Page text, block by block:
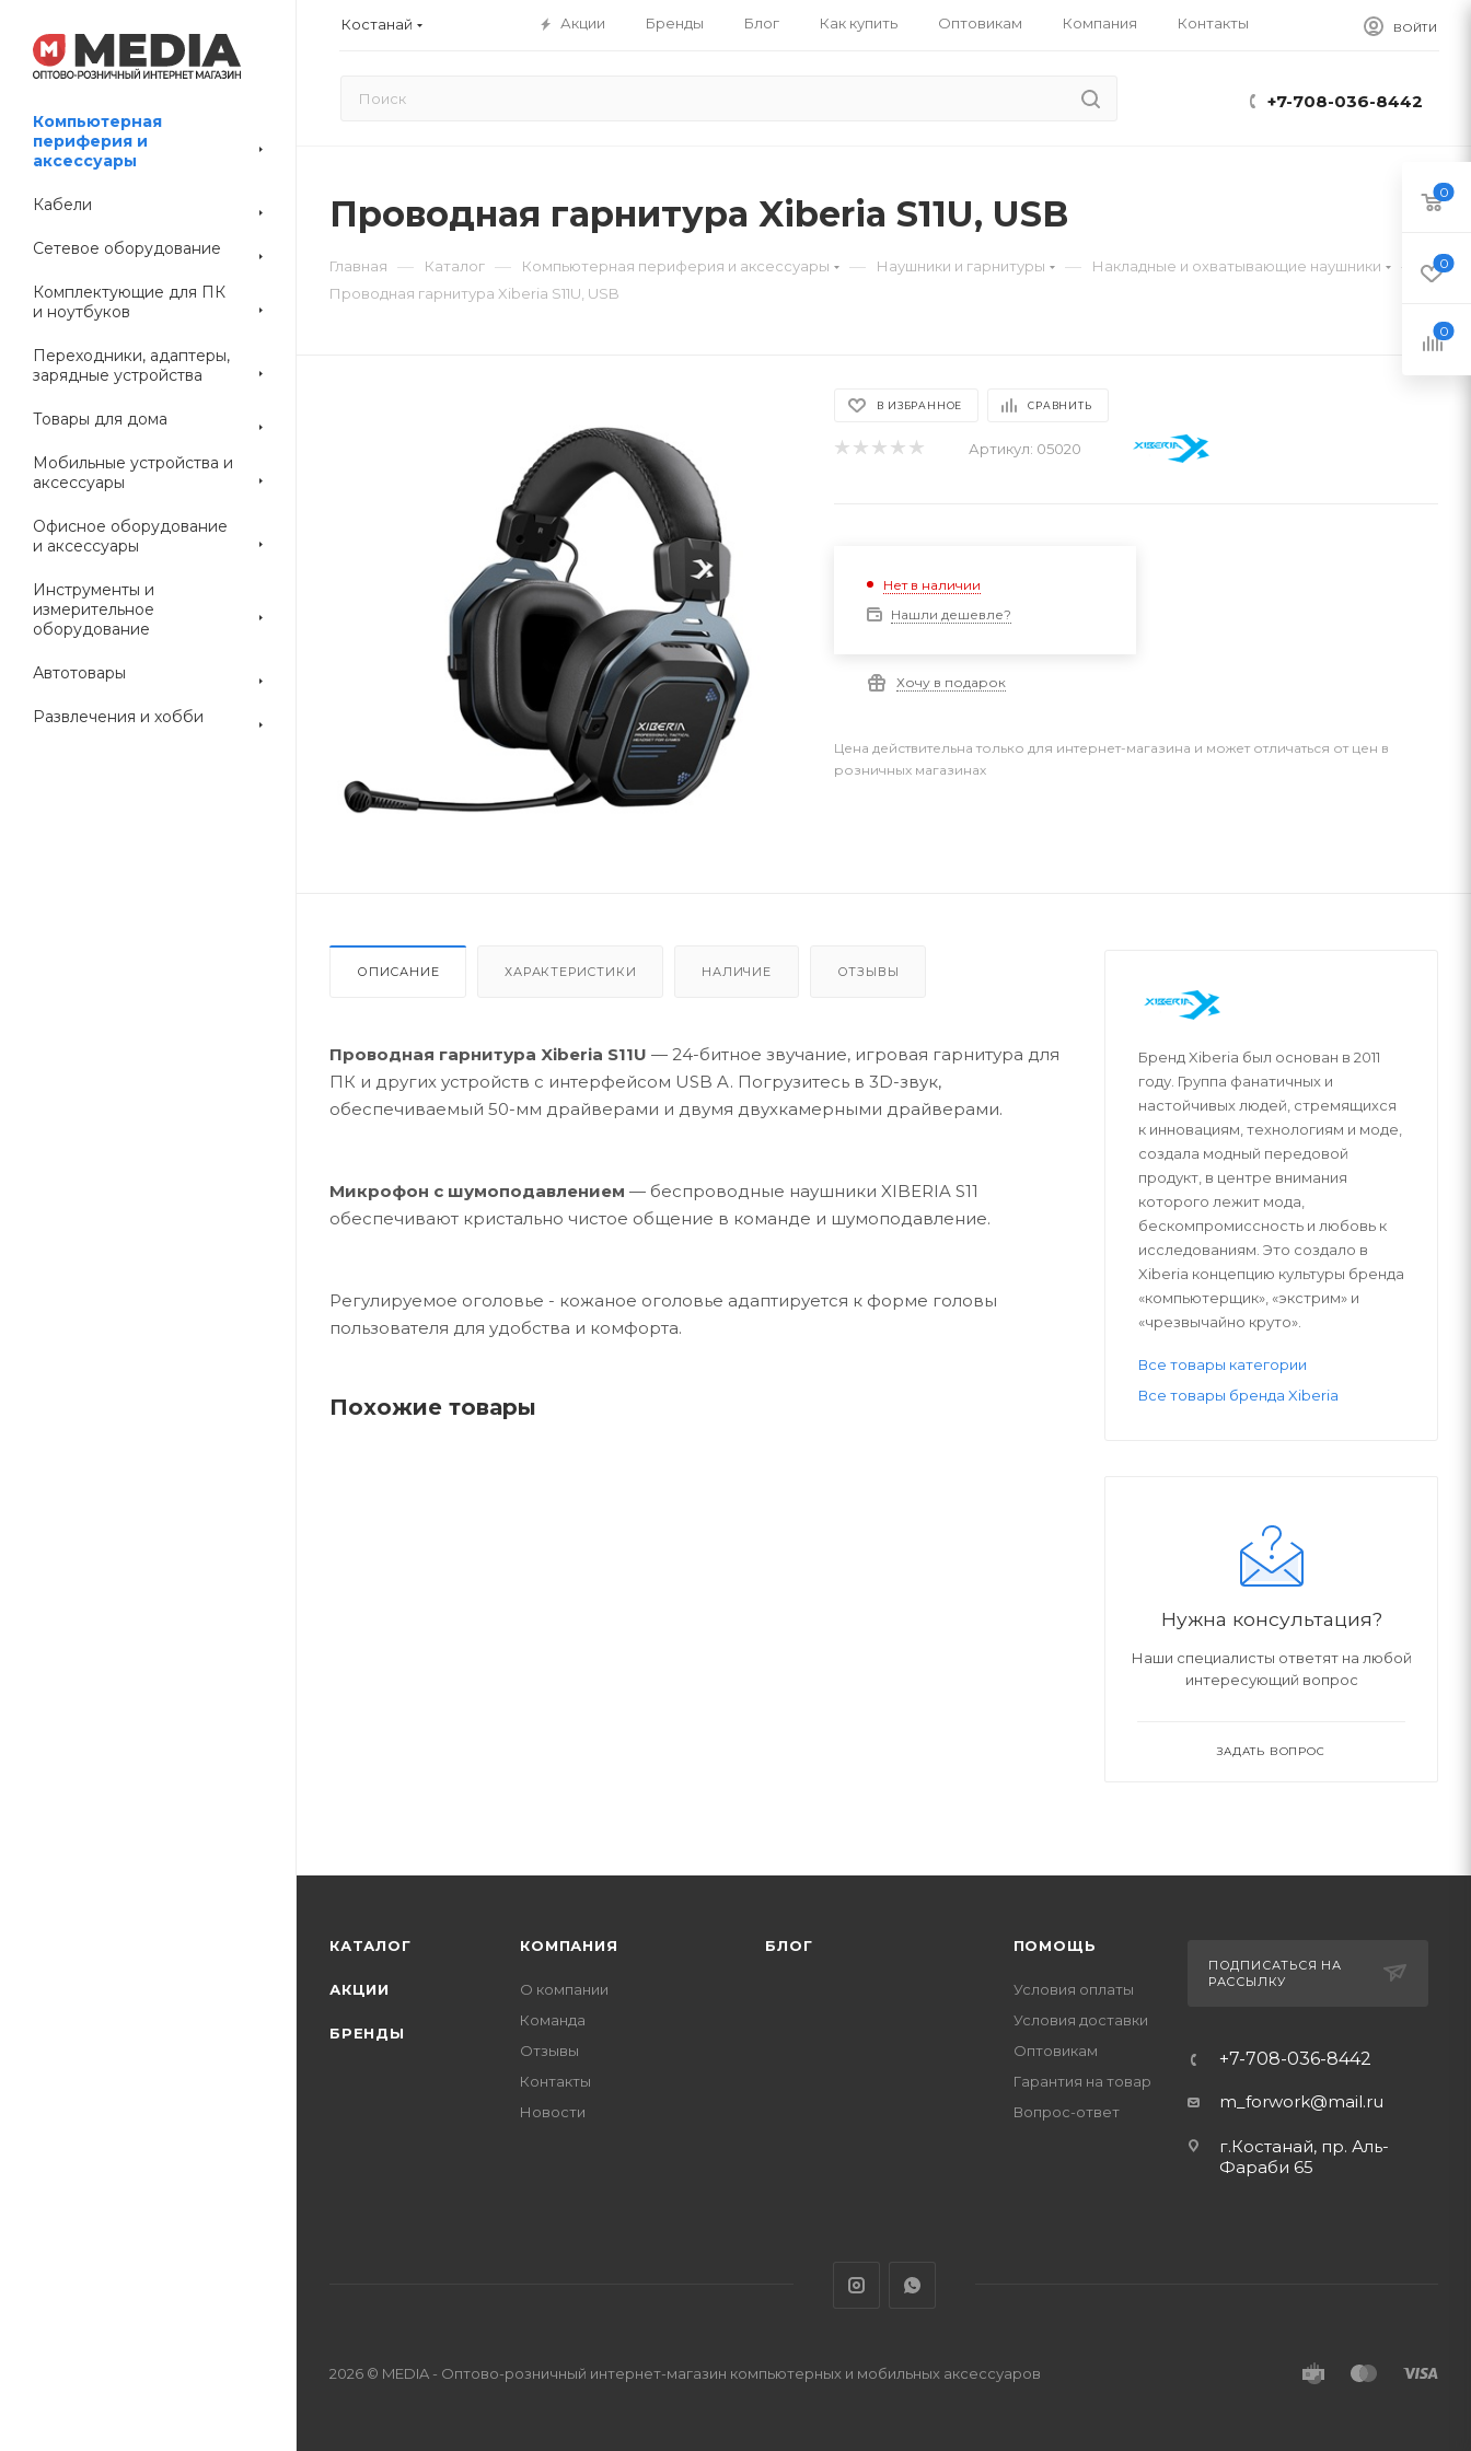
Костанай Акции Бренды Блог Как купить Оптовикам Компания Контакты ВОЙТИ
+7-708-036-8442
Компьютерная
периферия и
аксессуары
Кабели
Сетевое оборудование
Комплектующие для ПК
и ноутбуков
Переходники, адаптеры,
зарядные устройства
Товары для дома
Мобильные устройства и
аксессуары
Офисное оборудование
и аксессуары
Инструменты и
измерительное
оборудование
Автотовары
Развлечения и хобби
Проводная гарнитура Xiberia S11U, USB
Главная — Каталог — Компьютерная периферия и аксессуары — Наушники и гарнитуры — Накладные и охватывающие наушники —
Проводная гарнитура Xiberia S11U, USB
В ИЗБРАННОЕ СРАВНИТЬ
Артикул: 05020
Нет в наличии
Нашли дешевле?
Хочу в подарок
Цена действительна только для интернет-магазина и может отличаться от цен в
розничных магазинах
ОПИСАНИЕ ХАРАКТЕРИСТИКИ НАЛИЧИЕ ОТЗЫВЫ
Проводная гарнитура Xiberia S11U — 24-битное звучание, игровая гарнитура для
ПК и других устройств с интерфейсом USB A. Погрузитесь в 3D-звук,
обеспечиваемый 50-мм драйверами и двумя двухкамерными драйверами.
Микрофон с шумоподавлением — беспроводные наушники XIBERIA S11
обеспечивают кристально чистое общение в команде и шумоподавление.
Регулируемое оголовье - кожаное оголовье адаптируется к форме головы
пользователя для удобства и комфорта.
Похожие товары
Бренд Xiberia был основан в 2011
году. Группа фанатичных и
настойчивых людей, стремящихся
к инновациям, технологиям и моде,
создала модный передовой
продукт, в центре внимания
которого лежит мода,
бескомпромиссность и любовь к
исследованиям. Это создало в
Xiberia концепцию культуры бренда
«компьютерщик», «экстрим» и
«чрезвычайно круто».
Все товары категории
Все товары бренда Xiberia
Нужна консультация?
Наши специалисты ответят на любой
интересующий вопрос
ЗАДАТЬ ВОПРОС
КАТАЛОГ
АКЦИИ
БРЕНДЫ
КОМПАНИЯ
О компании
Команда
Отзывы
Контакты
Новости
БЛОГ ПОМОЩЬ
Условия оплаты
Условия доставки
Оптовикам
Гарантия на товар
Вопрос-ответ
ПОДПИСАТЬСЯ НА
РАССЫЛКУ
+7-708-036-8442
m_forwork@mail.ru
г.Костанай, пр. Аль-
Фараби 65
2026 © MEDIA - Оптово-розничный интернет-магазин компьютерных и мобильных аксессуаров
0
0
0